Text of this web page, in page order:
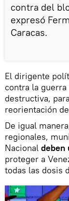
contra del
expresó
Caracas.
El dirigente
contra la
destructiva,
reorientación
De igual
regionales,
Nacional deben
proteger a
todas las dosis